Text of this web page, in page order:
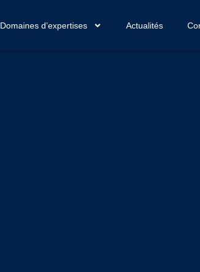
Domaines d’expertises Actualités